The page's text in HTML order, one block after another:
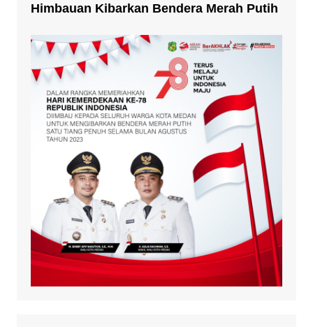
Himbauan Kibarkan Bendera Merah Putih